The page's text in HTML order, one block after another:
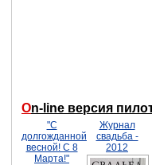
On-line версия
"С
долгожданной
весной! С 8
Марта!"
Журнал
свадьба -
2012